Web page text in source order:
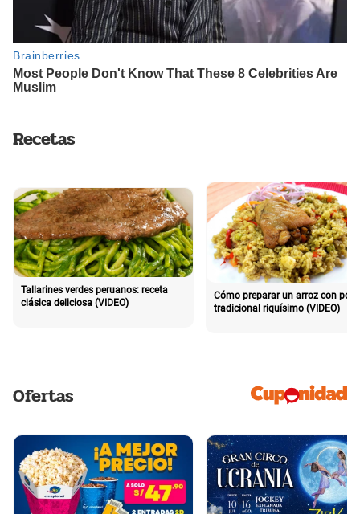
Recetas
Tallarines verdes peruanos: receta
clásica deliciosa (VIDEO)
Cómo preparar un arroz con pollo
tradicional riquísimo (VIDEO)
Ofertas